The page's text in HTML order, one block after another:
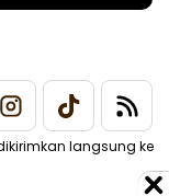
langsung ke